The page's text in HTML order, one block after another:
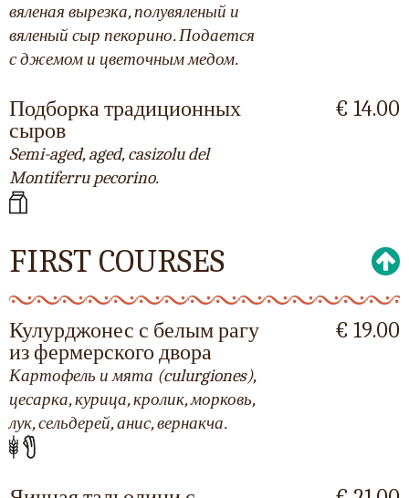
вяленая вырезка, полувяленый и
вяленый сыр пекорино. Подается
с джемом и цветочным медом.
Подборка традиционных
сыров
Semi-aged, aged, casizolu del
Montiferru pecorino.
€ 14.00
FIRST COURSES
Кулурджонес с белым рагу
из фермерского двора
Картофель и мята (culurgiones),
цесарка, курица, кролик, морковь,
лук, сельдерей, анис, вернакча.
€ 19.00